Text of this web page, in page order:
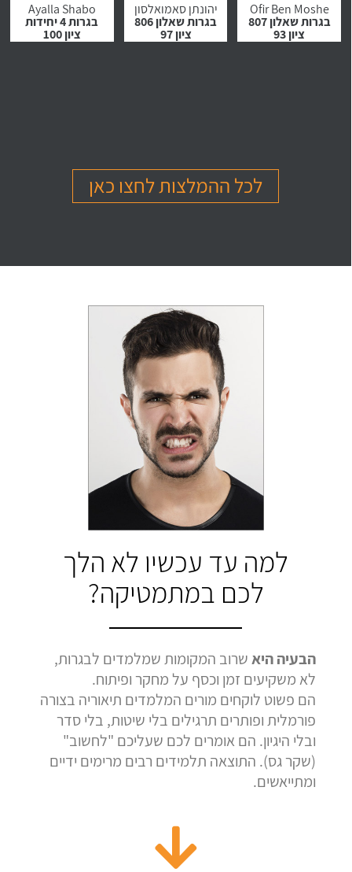
Ofir Ben Moshe
בגרות שאלון 807
ציון 93
יהונתן סאמואלסון
בגרות שאלון 806
ציון 97
Ayalla Shabo
בגרות 4 יחידות
ציון 100
לחץ לצפייה לחץ לצפייה לחץ לצפייה
ציון 97 ציון 97
לחץ לצפייה
בהמלצה
ציון 100
Maor Cohen
בגרות 4 יחידות
לחץ לצפייה
בהמלצה
לחץ לצפייה
בהמלצה
Hedva Mettoudi
בגרות 3 יחידות
ציון 100
בהמלצה
לחץ לצפייה
בהמלצה
לכל ההמלצות לחצו כאן
למה עד עכשיו לא הלך
לכם במתמטיקה?
הבעיה היאשרוב המקומות שמלמדים לבגרות,
לא משקיעים זמן וכסף על מחקר ופיתוח.
הם פשוט לוקחים מורים המלמדים תיאוריה בצורה
פורמלית ופותרים תרגילים בלי שיטות, בלי סדר
ובלי היגיון. הם אומרים לכם שעליכם "לחשוב"
(שקר גס). התוצאה תלמידים רבים מרימים ידיים
ומתייאשים.